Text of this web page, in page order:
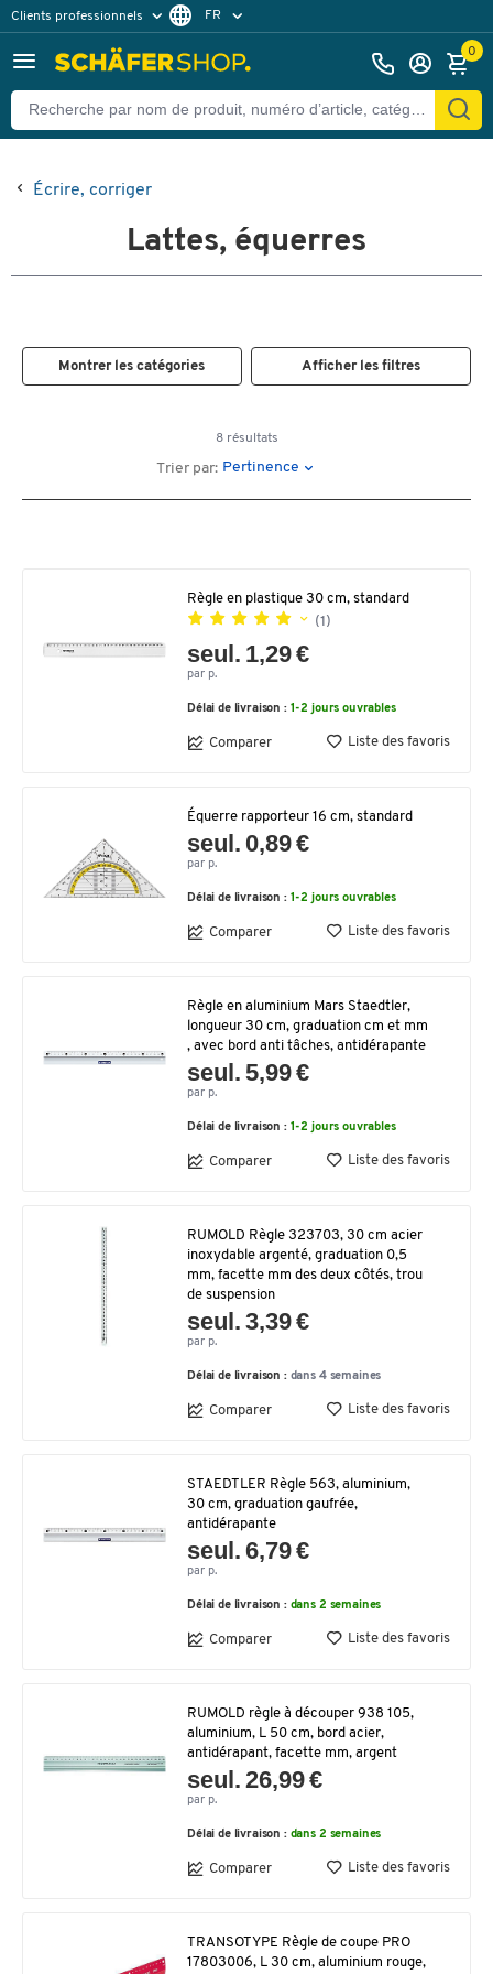
Clients professionnels
Clients particuliers
FR
0
Écrire, corriger
Lattes, équerres
Montrer les catégories Afficher les filtres
8 résultats
Trier par: Pertinence
Règle en plastique 30 cm, standard
(1)
seul. 1,29 €
par p.
Délai de livraison : 1-2 jours ouvrables
Comparer Liste des favoris
Équerre rapporteur 16 cm, standard
seul. 0,89 €
par p.
Délai de livraison : 1-2 jours ouvrables
Comparer Liste des favoris
Règle en aluminium Mars Staedtler,
longueur 30 cm, graduation cm et mm
, avec bord anti tâches, antidérapante
seul. 5,99 €
par p.
Délai de livraison : 1-2 jours ouvrables
Comparer Liste des favoris
RUMOLD Règle 323703, 30 cm acier
inoxydable argenté, graduation 0,5
mm, facette mm des deux côtés, trou
de suspension
seul. 3,39 €
par p.
Délai de livraison : dans 4 semaines
Comparer Liste des favoris
STAEDTLER Règle 563, aluminium,
30 cm, graduation gaufrée,
antidérapante
seul. 6,79 €
par p.
Délai de livraison : dans 2 semaines
Comparer Liste des favoris
RUMOLD règle à découper 938 105,
aluminium, L 50 cm, bord acier,
antidérapant, facette mm, argent
seul. 26,99 €
par p.
Délai de livraison : dans 2 semaines
Comparer Liste des favoris
TRANSOTYPE Règle de coupe PRO
17803006, L 30 cm, aluminium rouge,